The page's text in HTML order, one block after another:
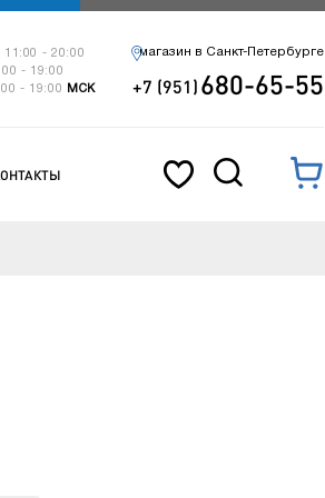
11:00 - 20:00
- 19:00
- 19:00
МСК
магазин в Санкт-Петербурге
+7 (951)680-65-55